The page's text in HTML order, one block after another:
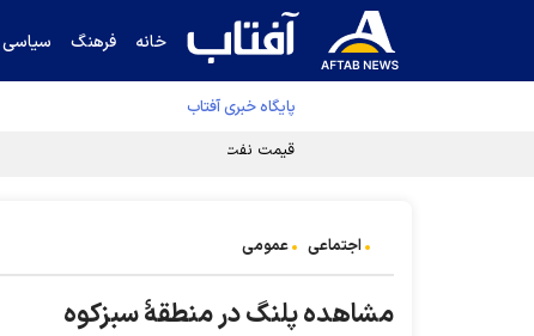
خانه فرهنگ سیاسی
پایگاه خبری آفتاب
قیمت نفت برنت ۵ درصد کاهش یافت
اجتماعی عمومی
مشاهده پلنگ در منطقۀ سبزکوه